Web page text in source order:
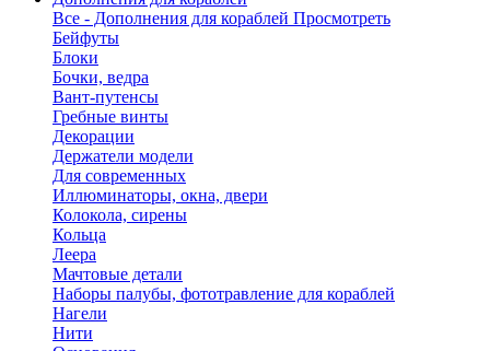
Все - Дополнения для кораблей Просмотреть
Бейфуты
Блоки
Бочки, ведра
Вант-путенсы
Гребные винты
Декорации
Держатели модели
Для современных
Иллюминаторы, окна, двери
Колокола, сирены
Кольца
Леера
Мачтовые детали
Наборы палубы, фототравление для кораблей
Нагели
Нити